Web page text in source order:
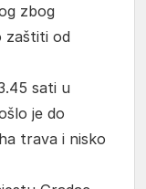
zbog
zaštiti od
sati u
je do
trava i nisko